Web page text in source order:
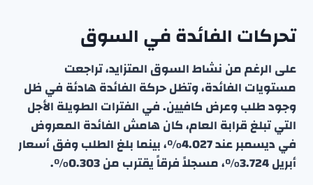
تحركات الفائدة في السوق
على الرغم من نشاط السوق المتزايد، تراجعت
مستويات الفائدة، وتظل حركة الفائدة هادئة في ظل
وجود طلب وعرض كافيين. في الفترات الطويلة الأجل
التي تبلغ قرابة العام، كان هامش الفائدة المعروض
في ديسمبر عند 4.027٪، بينما بلغ الطلب وفق أسعار
أبريل 3.724٪، مسجلاً فرقاً يقترب من 0.303٪.